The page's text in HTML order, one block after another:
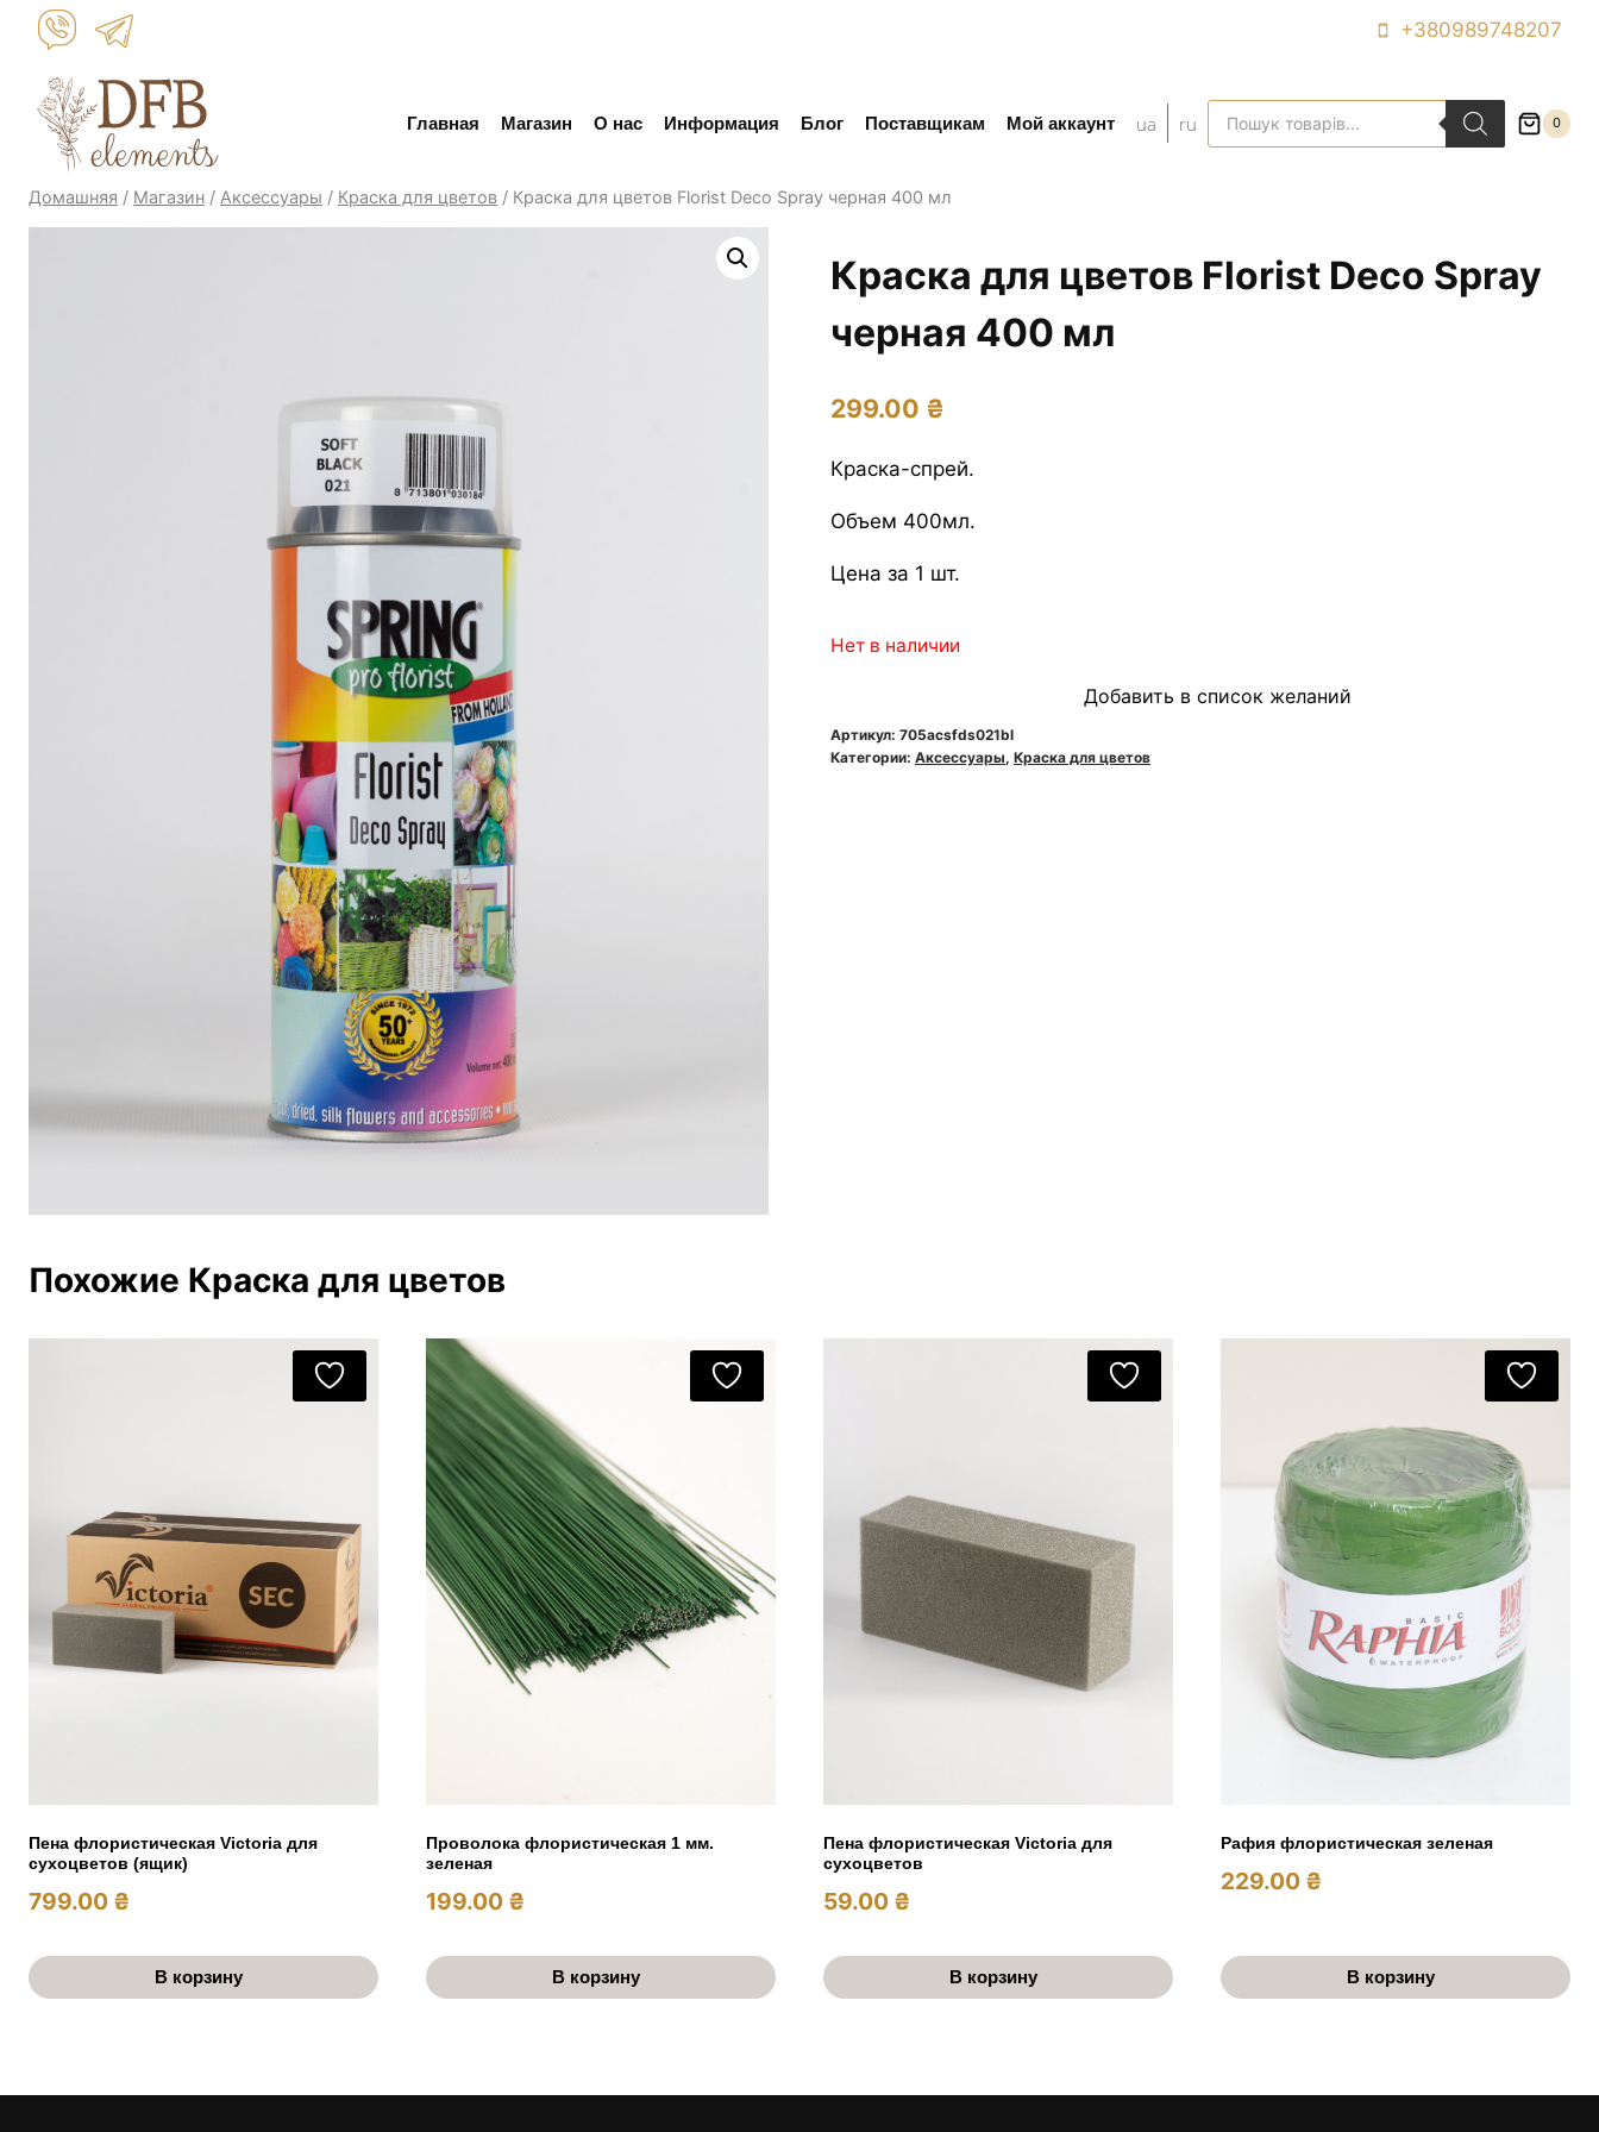
Перейти
контенту
+380989748207
Главная Магазин О нас Информация Блог Поставщикам Мой аккаунт ua ru
Поиск
товаров
0
Домашняя / Магазин / Аксессуары / Краска для цветов / Краска для цветов Florist Deco Spray черная 400 мл
Краска для цветов Florist Deco Spray
черная 400 мл
299.00 ₴
Краска-спрей.
Объем 400мл.
Цена за 1 шт.
Нет в наличии
Добавить в список желаний
Артикул: 705acsfds021bl
Категории: Аксессуары, Краска для цветов
Похожие Краска для цветов
Пена флористическая Victoria для
сухоцветов (ящик)
799.00 ₴
В корзину
Проволока флористическая 1 мм.
зеленая
199.00 ₴
В корзину
Пена флористическая Victoria для
сухоцветов
59.00 ₴
В корзину
Рафия флористическая зеленая
229.00 ₴
В корзину